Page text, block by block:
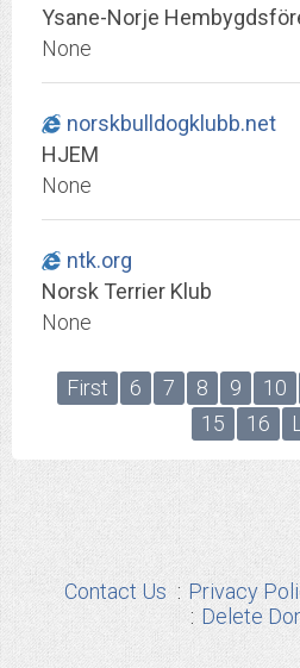
Ysane-Norje
None
norskbulldogklubb.net
HJEM
None
ntk.org
Norsk Terrier Klub
None
First 6 7 8 9 10
15
16
Contact Us Privacy
Delete